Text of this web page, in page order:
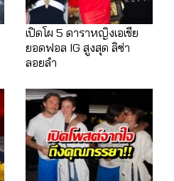
เปิดโผ 5 ดาราหญิงเอเชีย
ยอดฟอล IG สูงสุด ลิซ่า
ลอยลำ